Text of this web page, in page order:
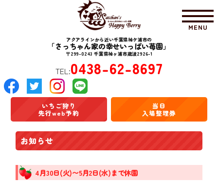
MENU
アクアラインから近い千葉県袖ケ浦市の
「さっちゃん家の幸せいっぱい苺園」
〒299-0243 千葉県袖ヶ浦市蔵波2926-1
TEL:0438-62-8697
いちご狩り
先行web予約
当日
入場整理券
お知らせ
4月30日(火)〜5月2日(水)まで休園